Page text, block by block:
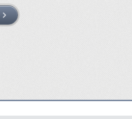
MEER INFO
MEER INFO